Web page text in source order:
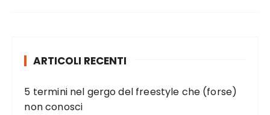
ARTICOLI RECENTI
5 termini nel gergo del freestyle che (forse)
non conosci